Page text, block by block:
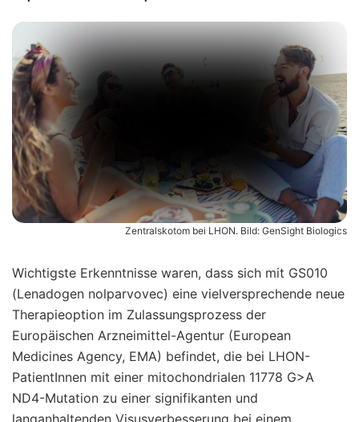
Zentralskotom bei LHON. Bild: GenSight Biologics
Wichtigste Erkenntnisse waren, dass sich mit GS010
(Lenadogen nolparvovec) eine vielversprechende neue
Therapieoption im Zulassungsprozess der
Europäischen Arzneimittel-Agentur (European
Medicines Agency, EMA) befindet, die bei LHON-
PatientInnen mit einer mitochondrialen 11778 G>A
ND4-Mutation zu einer signifikanten und
langanhaltenden Visusverbesserung bei einem